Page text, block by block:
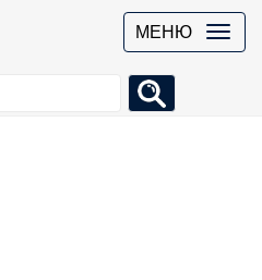
МЕНЮ